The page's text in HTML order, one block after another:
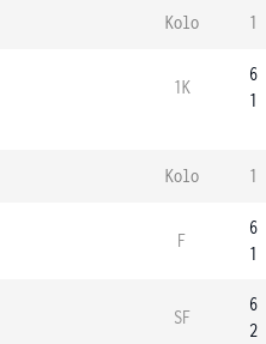
Kolo 1
1K
6
1
Kolo 1
F
6
1
SF
6
2